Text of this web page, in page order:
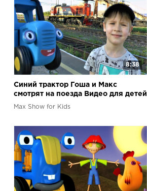
8:38
Синий трактор Гоша и Макс
смотрят на поезда Видео для детей
про синий трактор и поезда
Max Show for Kids